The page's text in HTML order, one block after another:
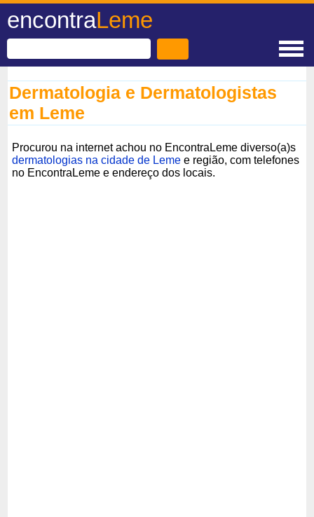
encontraLeme
Dermatologia e Dermatologistas
em Leme
Procurou na internet achou no EncontraLeme diverso(a)s
dermatologias na cidade de Leme e região, com telefones
no EncontraLeme e endereço dos locais.